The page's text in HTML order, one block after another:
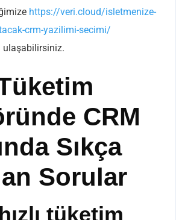
https://veri.cloud/isletmenize-
crm-yazilimi-secimi/
ulaşabilirsiniz.
CRM
Sıkça
Sorular
tüketim